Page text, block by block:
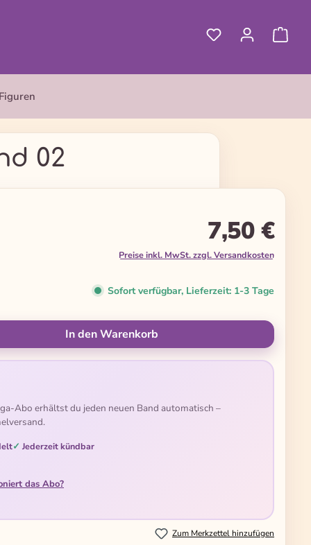
02
7,50 €
Preise inkl. MwSt. zzgl. Versandkosten
Sofort verfügbar, Lieferzeit: 1-3 Tage
Wert ein oder benutze die
In den Warenkorb
Abo erhältst du jeden neuen Band automatisch –
Jederzeit kündbar
das Abo?
Zum Merkzettel hinzufügen